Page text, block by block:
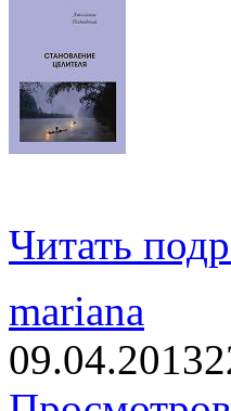
Читать
mariana
09.04.2013